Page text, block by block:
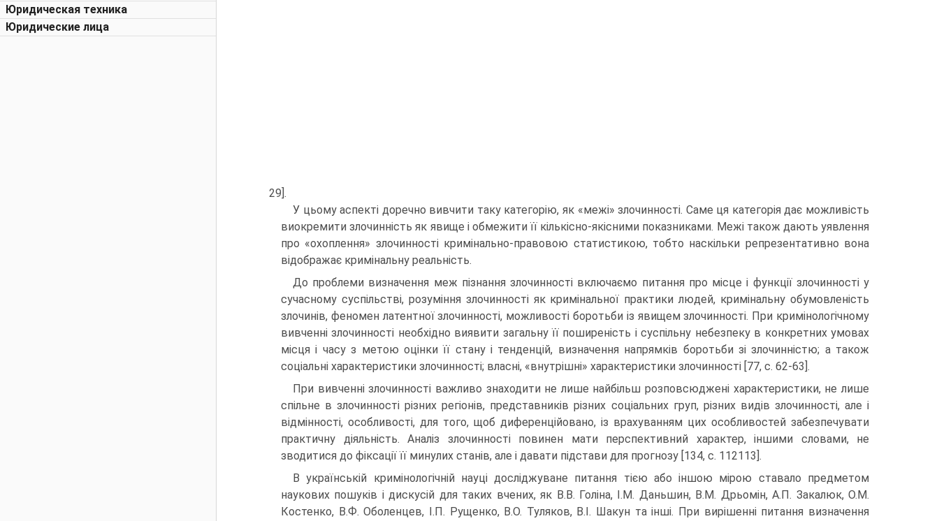
Юридическая техника
Юридические лица
29].
У цьому аспекті доречно вивчити таку категорію, як «межі» злочинності. Саме ця категорія дає можливість
виокремити злочинність як явище і обмежити її кількісно-якісними показниками. Межі також дають уявлення
про «охоплення» злочинності кримінально-правовою статистикою, тобто наскільки репрезентативно вона
відображає кримінальну реальність.
До проблеми визначення меж пізнання злочинності включаємо питання про місце і функції злочинності у
сучасному суспільстві, розуміння злочинності як кримінальної практики людей, кримінальну обумовленість
злочинів, феномен латентної злочинності, можливості боротьби із явищем злочинності. При кримінологічному
вивченні злочинності необхідно виявити загальну її поширеність і суспільну небезпеку в конкретних умовах
місця і часу з метою оцінки її стану і тенденцій, визначення напрямків боротьби зі злочинністю; а також
соціальні характеристики злочинності; власні, «внутрішні» характеристики злочинності [77, с. 62-63].
При вивченні злочинності важливо знаходити не лише найбільш розповсюджені характеристики, не лише
спільне в злочинності різних регіонів, представників різних соціальних груп, різних видів злочинності, але і
відмінності, особливості, для того, щоб диференційовано, із врахуванням цих особливостей забезпечувати
практичну діяльність. Аналіз злочинності повинен мати перспективний характер, іншими словами, не
зводитися до фіксації її минулих станів, але і давати підстави для прогнозу [134, с. 112113].
В українській кримінологічній науці досліджуване питання тією або іншою мірою ставало предметом
наукових пошуків і дискусій для таких вчених, як В.В. Голіна, І.М. Даньшин, В.М. Дрьомін, А.П. Закалюк, О.М.
Костенко, В.Ф. Оболенцев, І.П. Рущенко, В.О. Туляков, В.І. Шакун та інші. При вирішенні питання визначення